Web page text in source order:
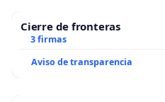
Cierre de fronteras
3 firmas
Aviso de transparencia